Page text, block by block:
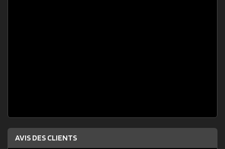
AVIS DES CLIENTS